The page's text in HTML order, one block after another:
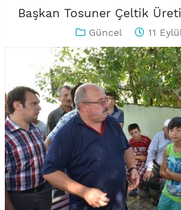
Başkan Tosuner Çeltik
Güncel 11